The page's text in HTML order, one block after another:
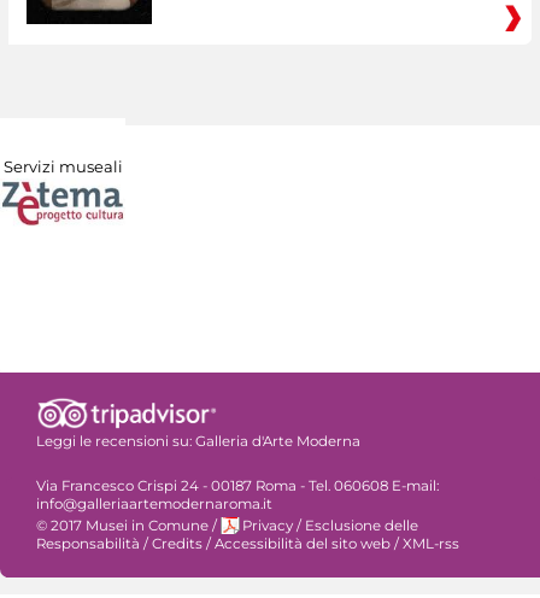
Servizi museali
Leggi le recensioni su: Galleria d'Arte Moderna
Via Francesco Crispi 24 - 00187 Roma - Tel. 060608 E-mail:
info@galleriaartemodernaroma.it
© 2017 Musei in Comune / Privacy / Esclusione delle
Responsabilità /Credits /Accessibilità del sito web /XML-rss